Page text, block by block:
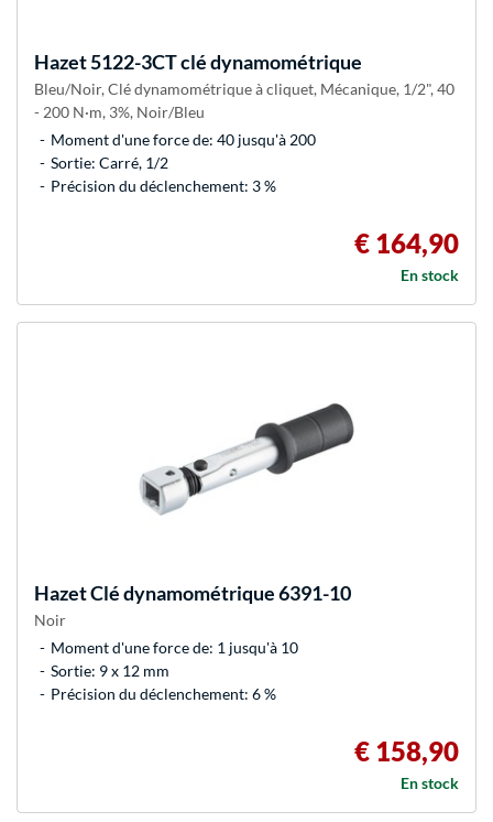
Hazet5122-3CT clé dynamométrique
Bleu/Noir, Clé dynamométrique à cliquet, Mécanique, 1/2", 40
- 200 N·m, 3%, Noir/Bleu
Moment d'une force de: 40 jusqu'à 200
Sortie: Carré, 1/2
Précision du déclenchement: 3 %
€ 164,90
En stock
HazetClé dynamométrique 6391-10
Noir
Moment d'une force de: 1 jusqu'à 10
Sortie: 9 x 12 mm
Précision du déclenchement: 6 %
€ 158,90
En stock